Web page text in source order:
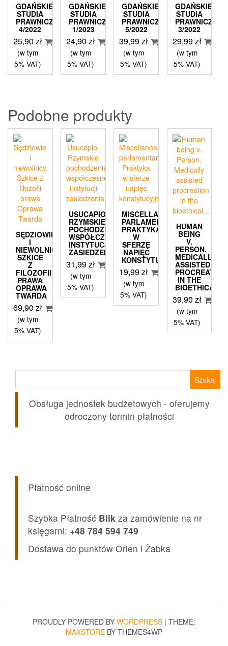
GDAŃSKIE
STUDIA
PRAWNICZE
4/2022
25,90 zł
(w tym
5% VAT)
GDAŃSKIE
STUDIA
PRAWNICZE
1/2023
24,90zł
(w tym
5% VAT)
GDAŃSKIE
STUDIA
PRAWNICZE
5/2022
39,99zł
(w tym
5% VAT)
GDAŃSKIE
STUDIA
PRAWNICZE
3/2022
29,99zł
(w tym
5% VAT)
Podobne produkty
SĘDZIOWIE
I
NIEWOLNICY.
SZKICE
Z
FILOZOFII
PRAWA
OPRAWA
TWARDA
69,90 zł
(w tym
5% VAT)
USUCAPIO.
RZYMSKIE
POCHODZENIE
WSPÓŁCZESNEJ
INSTYTUCJI
ZASIEDZENIA
31,99zł
(w tym
5% VAT)
MISCELLANEA
PARLAMENTARNE.
PRAKTYKA
W
SFERZE
NAPIĘĆ
KONSTYTUCYJNOPRAWNYCH
19,99zł
(w tym
5% VAT)
HUMAN
BEING
V.
PERSON.
MEDICALLY
ASSISTED
PROCREATION
IN THE
BIOETHICAL…
39,90 zł
(w tym
5% VAT)
Obsługa jednostek budżetowych - oferujemy
odroczony termin płatności
Płatność online
Szybka Płatność Blik za zamówienie na nr
księgarni: +48 784 594 749
Dostawa do punktów Orlen i Żabka
PROUDLY POWERED BY WORDPRESS | THEME:
MAXSTORE BY THEMES4WP